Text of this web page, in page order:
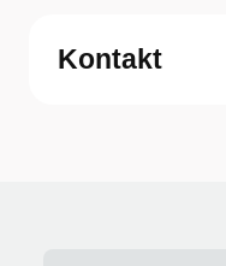
Kontakt